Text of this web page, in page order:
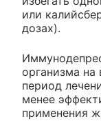
или
дозах).
организма
период
менее
применения